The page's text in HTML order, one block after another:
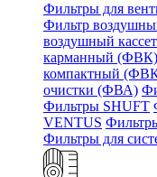
Фильтры для
Фильтр
воздушный
карманный (ФВК)
компактный
очистки (ФВА)
Фильтры SHUFT
VENTUS
Фильтры для